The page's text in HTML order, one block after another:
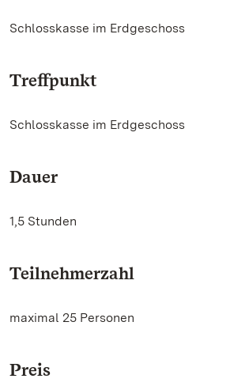
Schlosskasse im Erdgeschoss
Treffpunkt
Schlosskasse im Erdgeschoss
Dauer
1,5 Stunden
Teilnehmerzahl
maximal 25 Personen
Preis